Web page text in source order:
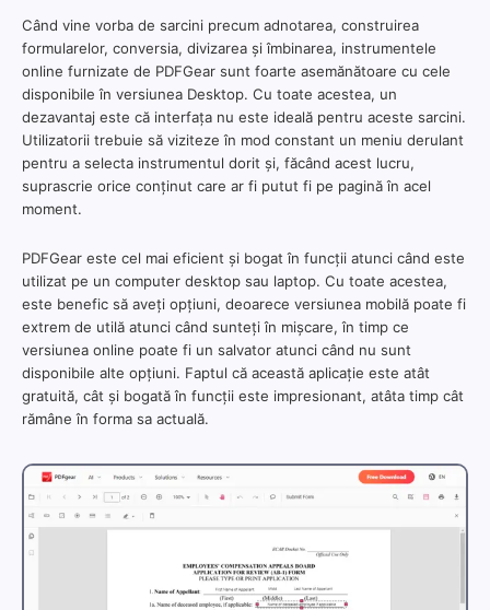
Când vine vorba de sarcini precum adnotarea, construirea
formularelor, conversia, divizarea și îmbinarea, instrumentele
online furnizate de PDFGear sunt foarte asemănătoare cu cele
disponibile în versiunea Desktop. Cu toate acestea, un
dezavantaj este că interfața nu este ideală pentru aceste sarcini.
Utilizatorii trebuie să viziteze în mod constant un meniu derulant
pentru a selecta instrumentul dorit și, făcând acest lucru,
suprascrie orice conținut care ar fi putut fi pe pagină în acel
moment.
PDFGear este cel mai eficient și bogat în funcții atunci când este
utilizat pe un computer desktop sau laptop. Cu toate acestea,
este benefic să aveți opțiuni, deoarece versiunea mobilă poate fi
extrem de utilă atunci când sunteți în mișcare, în timp ce
versiunea online poate fi un salvator atunci când nu sunt
disponibile alte opțiuni. Faptul că această aplicație este atât
gratuită, cât și bogată în funcții este impresionant, atâta timp cât
rămâne în forma sa actuală.